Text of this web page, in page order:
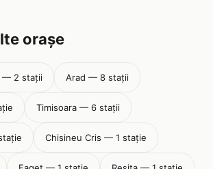
orașe
— 2 stații Arad — 8 stații
Timisoara — 6 stații
Chisineu Cris — 1 stație